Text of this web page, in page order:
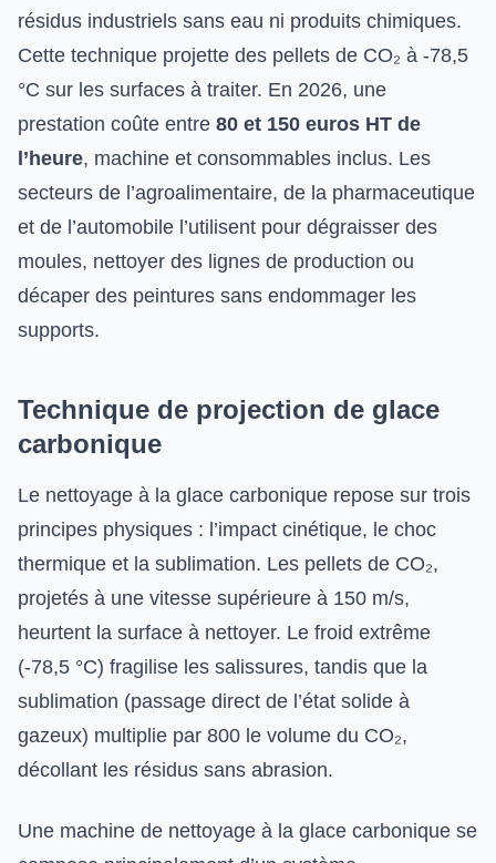
résidus industriels sans eau ni produits chimiques.
Cette technique projette des pellets de CO₂ à -78,5
°C sur les surfaces à traiter. En 2026, une
prestation coûte entre 80 et 150 euros HT de
l’heure, machine et consommables inclus. Les
secteurs de l’agroalimentaire, de la pharmaceutique
et de l’automobile l’utilisent pour dégraisser des
moules, nettoyer des lignes de production ou
décaper des peintures sans endommager les
supports.
Technique de projection de glace
carbonique
Le nettoyage à la glace carbonique repose sur trois
principes physiques : l’impact cinétique, le choc
thermique et la sublimation. Les pellets de CO₂,
projetés à une vitesse supérieure à 150 m/s,
heurtent la surface à nettoyer. Le froid extrême
(-78,5 °C) fragilise les salissures, tandis que la
sublimation (passage direct de l’état solide à
gazeux) multiplie par 800 le volume du CO₂,
décollant les résidus sans abrasion.
Une machine de nettoyage à la glace carbonique se